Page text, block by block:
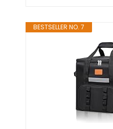
BESTSELLER NO. 7